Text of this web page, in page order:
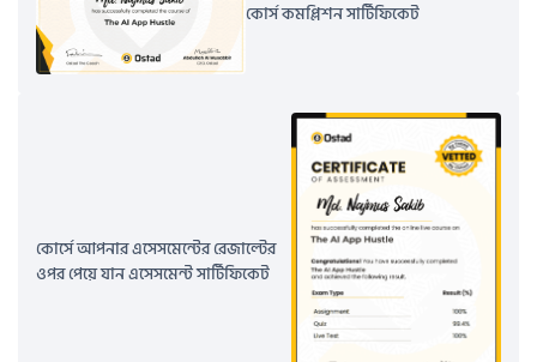
কোর্স কমপ্লিশন সার্টিফিকেট
কোর্সে আপনার এসেসমেন্টের রেজাল্টের
ওপর পেয়ে যান এসেসমেন্ট সার্টিফিকেট